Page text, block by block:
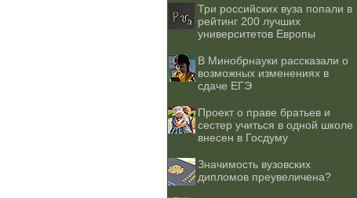
Три российских вуза попали в
рейтинг 200 лучших
университетов Европы
В Минобрнауки рассказали о
возможных изменениях в
сдаче ЕГЭ
Проект о праве братьев и
сестер учиться в одной школе
внесен в Госдуму
Значимость вузовских
дипломов преувеличена?